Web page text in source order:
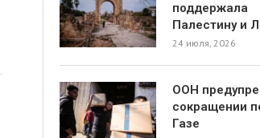
поддержала
Палестину и
24 июля, 2026
ООН
сокращении
Газе